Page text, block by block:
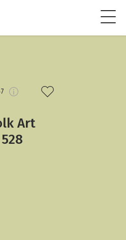
Art
528